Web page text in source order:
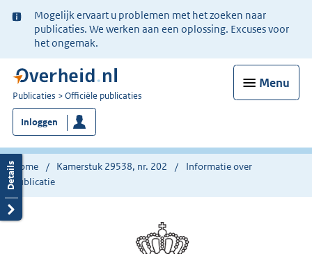
Ter
informatie:
Mogelijk ervaart u problemen met het zoeken naar
publicaties. We werken aan een oplossing. Excuses voor
het ongemak.
Menu
U
bent
nu
hier:
Publicaties Officiële publicaties
Inloggen
Home Kamerstuk 29538, nr. 202
Informatie over
publicatie